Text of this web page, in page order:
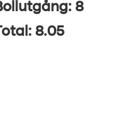
8
8.05